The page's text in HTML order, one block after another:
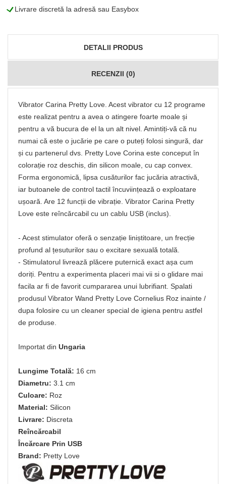
LLivrare discretă la adresă sau Easybox
DETALII PRODUS
RECENZII (0)
Vibrator Carina Pretty Love. Acest vibrator cu 12 programe
este realizat pentru a avea o atingere foarte moale și
pentru a vă bucura de el la un alt nivel. Amintiți-vă că nu
numai că este o jucărie pe care o puteți folosi singură, dar
și cu partenerul dvs. Pretty Love Corina este conceput în
colorație roz deschis, din silicon moale, cu cap convex.
Forma ergonomică, lipsa cusăturilor fac jucăria atractivă,
iar butoanele de control tactil încuviințează o exploatare
ușoară. Are 12 funcții de vibrație. Vibrator Carina Pretty
Love este reîncărcabil cu un cablu USB (inclus).
- Acest stimulator oferă o senzație liniștitoare, un frecție
profund al țesuturilor sau o excitare sexuală totală.
- Stimulatorul livrează plăcere puternică exact așa cum
doriți. Pentru a experimenta placeri mai vii si o glidare mai
facila ar fi de favorit cumpararea unui lubrifiant. Spalati
produsul Vibrator Wand Pretty Love Cornelius Roz inainte /
dupa folosire cu un cleaner special de igiena pentru astfel
de produse.
Importat din Ungaria
Lungime Totală: 16 cm
Diametru: 3.1 cm
Culoare: Roz
Material: Silicon
Livrare: Discreta
Reîncărcabil
Încărcare Prin USB
Brand: Pretty Love